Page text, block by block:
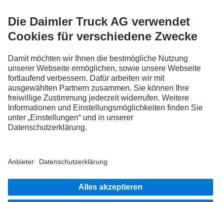
FOLLOW THE ROADSTARS.
Tausche jetzt Erfahrungen mit anderen Truckerinnen und
Truckern aus.